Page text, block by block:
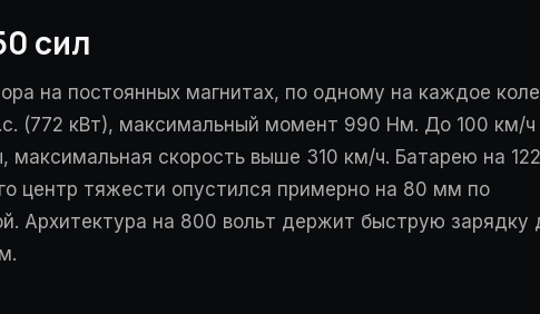
сил
на постоянных магнитах, по одному на каждое
(772 кВт), максимальный момент 990 Нм. До 100 км/ч
максимальная скорость выше 310 км/ч. Батарею на 122
центр тяжести опустился примерно на 80 мм по
Архитектура на 800 вольт держит быструю зарядку